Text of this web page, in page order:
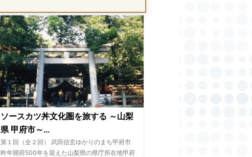
ソースカツ丼文化圏を旅する ～山梨
県 甲府市～...
第１回（全２回） 武田信玄ゆかりのまち甲府市
昨年開府500年を迎えた山梨県の県庁所在地甲府